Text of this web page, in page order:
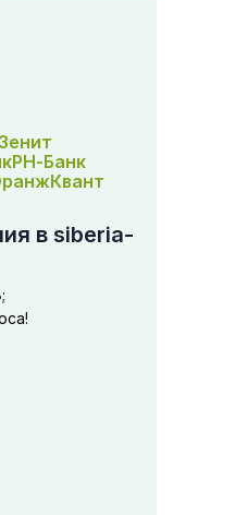
Зенит
РН-Банк
Квант
в siberia-
;